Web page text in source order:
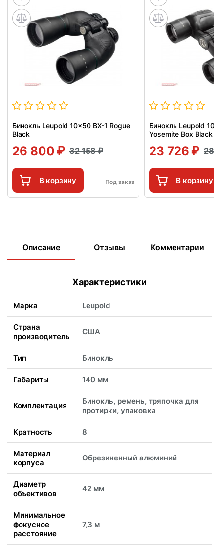
Бинокль Leupold 10x50 BX-1 Rogue
Black
26 800 32 158
В корзину Под заказ
Бинокль Leupold
Yosemite Box Black
23 726 28
В корзину
Описание Отзывы Комментарии
Характеристики
Марка Leupold
Страна
производитель
США
Тип Бинокль
Габариты 140 мм
Комплектация
Бинокль, ремень, тряпочка для
протирки, упаковка
Кратность 8
Материал
корпуса
Обрезиненный алюминий
Диаметр
объективов
42 мм
Минимальное
фокусное
расстояние
7,3 м